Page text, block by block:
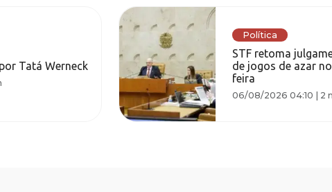
Tatá Werneck
Política
STF retoma
de jogos de azar
feira
06/08/2026 04:10 | 2